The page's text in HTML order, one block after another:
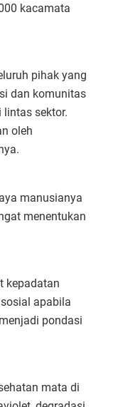
kacamata
pihak yang
dan komunitas
sektor.
oleh
manusianya
menentukan
kepadatan
apabila
pondasi
mata di